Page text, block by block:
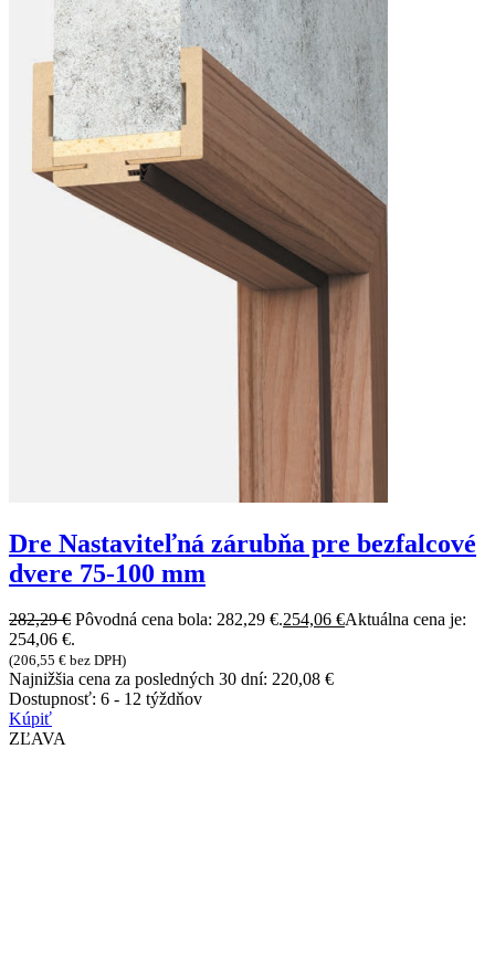
Dre Nastaviteľná zárubňa pre bezfalcové
dvere 75-100 mm
282,29€ Pôvodná cena bola: 282,29 €.254,06 €Aktuálna cena je:
254,06 €.
(206,55 € bez DPH)
Najnižšia cena za posledných 30 dní: 220,08 €
Dostupnosť: 6 - 12 týždňov
Kúpiť
ZĽAVA